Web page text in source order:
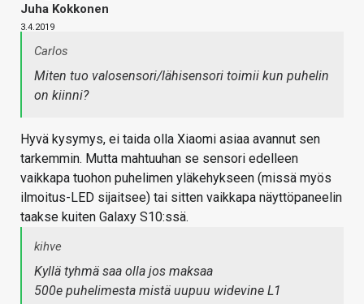
Juha Kokkonen
3.4.2019
Carlos
Miten tuo valosensori/lähisensori toimii kun puhelin
on kiinni?
Hyvä kysymys, ei taida olla Xiaomi asiaa avannut sen
tarkemmin. Mutta mahtuuhan se sensori edelleen
vaikkapa tuohon puhelimen yläkehykseen (missä myös
ilmoitus-LED sijaitsee) tai sitten vaikkapa näyttöpaneelin
taakse kuiten Galaxy S10:ssä.
kihve
Kyllä tyhmä saa olla jos maksaa
500e puhelimesta mistä uupuu widevine L1